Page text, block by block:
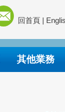
回首頁 |
其他業務